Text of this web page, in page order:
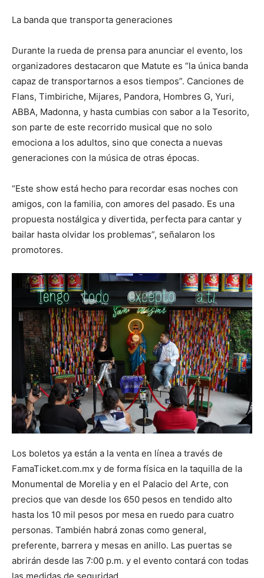
La banda que transporta generaciones
Durante la rueda de prensa para anunciar el evento, los
organizadores destacaron que Matute es “la única banda
capaz de transportarnos a esos tiempos”. Canciones de
Flans, Timbiriche, Mijares, Pandora, Hombres G, Yuri,
ABBA, Madonna, y hasta cumbias con sabor a la Tesorito,
son parte de este recorrido musical que no solo
emociona a los adultos, sino que conecta a nuevas
generaciones con la música de otras épocas.
“Este show está hecho para recordar esas noches con
amigos, con la familia, con amores del pasado. Es una
propuesta nostálgica y divertida, perfecta para cantar y
bailar hasta olvidar los problemas”, señalaron los
promotores.
Los boletos ya están a la venta en línea a través de
FamaTicket.com.mx y de forma física en la taquilla de la
Monumental de Morelia y en el Palacio del Arte, con
precios que van desde los 650 pesos en tendido alto
hasta los 10 mil pesos por mesa en ruedo para cuatro
personas. También habrá zonas como general,
preferente, barrera y mesas en anillo. Las puertas se
abrirán desde las 7:00 p.m. y el evento contará con todas